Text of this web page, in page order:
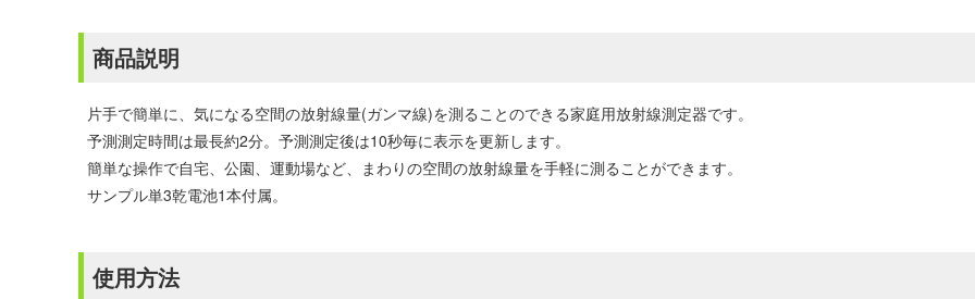
商品説明
片手で簡単に、気になる空間の放射線量(ガンマ線)を測ることのできる家庭用放射線測定器です。
予測測定時間は最長約2分。予測測定後は10秒毎に表示を更新します。
簡単な操作で自宅、公園、運動場など、まわりの空間の放射線量を手軽に測ることができます。
サンプル単3乾電池1本付属。
使用方法